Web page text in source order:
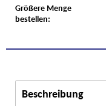
Größere Menge
bestellen:
Beschreibung